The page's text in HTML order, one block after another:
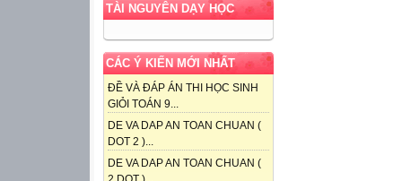
TÀI NGUYÊN DẠY HỌC
CÁC Ý KIẾN MỚI NHẤT
ĐỀ VÀ ĐÁP ÁN THI HỌC SINH
GIỎI TOÁN 9...
DE VA DAP AN TOAN CHUAN (
DOT 2 )...
DE VA DAP AN TOAN CHUAN (